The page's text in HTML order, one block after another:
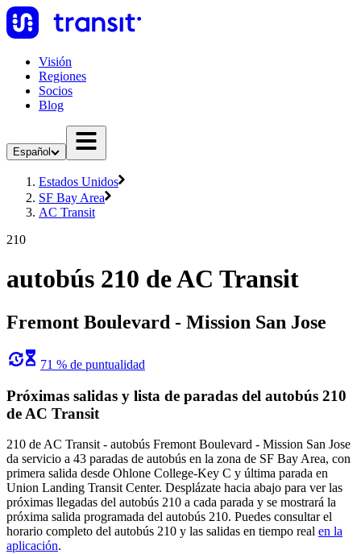
Visión
Regiones
Socios
Blog
Español
Estados Unidos
SF Bay Area
AC Transit
210
autobús 210 de AC Transit
Fremont Boulevard - Mission San Jose
71 % de puntualidad
Próximas salidas y lista de paradas del autobús 210
de AC Transit
210 de AC Transit - autobús Fremont Boulevard - Mission San Jose
da servicio a 43 paradas de autobús en la zona de SF Bay Area, con
primera salida desde Ohlone College-Key C y última parada en
Union Landing Transit Center. Desplázate hacia abajo para ver las
próximas llegadas del autobús 210 a cada parada y se mostrará la
próxima salida programada del autobús 210. Puedes consultar el
horario completo del autobús 210 y las salidas en tiempo real en la
aplicación.